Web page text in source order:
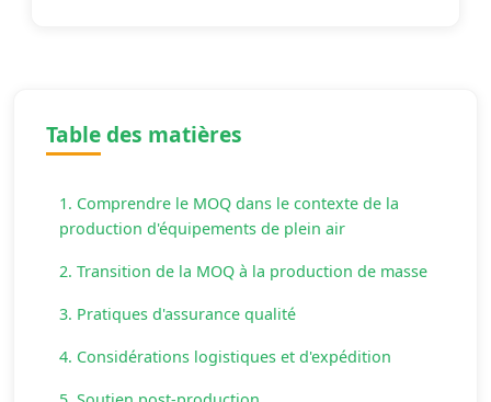
Table des matières
1. Comprendre le MOQ dans le contexte de la
production d'équipements de plein air
2. Transition de la MOQ à la production de masse
3. Pratiques d'assurance qualité
4. Considérations logistiques et d'expédition